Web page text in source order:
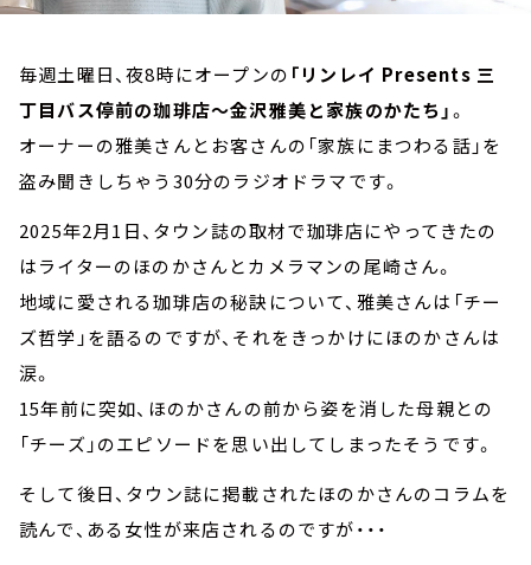
毎週土曜日、夜8時にオープンの 「リンレイ Presents 三
丁目バス停前の珈琲店～金沢雅美と家族のかたち」。
オーナーの雅美さんとお客さんの「家族にまつわる話」を
盗み聞きしちゃう30分のラジオドラマです。
2025年2月1日、タウン誌の取材で珈琲店にやってきたの
はライターのほのかさんとカメラマンの尾崎さん。
地域に愛される珈琲店の秘訣について、雅美さんは「チー
ズ哲学」を語るのですが、それをきっかけにほのかさんは
涙。
15年前に突如、ほのかさんの前から姿を消した母親との
「チーズ」のエピソードを思い出してしまったそうです。
そして後日、タウン誌に掲載されたほのかさんのコラムを
読んで、ある女性が来店されるのですが・・・